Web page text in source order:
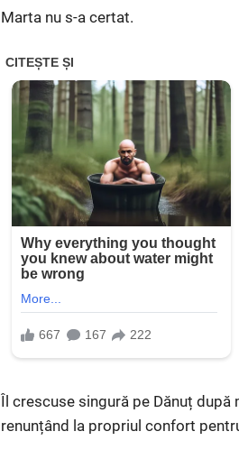
Marta nu s-a certat.
Îl crescuse singură pe Dănuț
renunțând la propriul confort